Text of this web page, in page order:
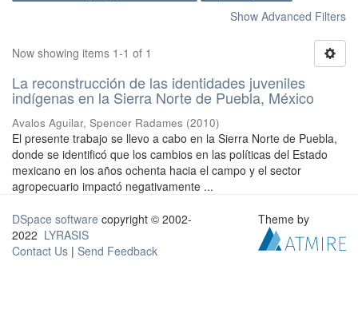
Show Advanced Filters
Now showing items 1-1 of 1
La reconstrucción de las identidades juveniles
indígenas en la Sierra Norte de Puebla, México
Avalos Aguilar, Spencer Radames (2010)
El presente trabajo se llevo a cabo en la Sierra Norte de Puebla,
donde se identificó que los cambios en las políticas del Estado
mexicano en los años ochenta hacia el campo y el sector
agropecuario impactó negativamente ...
DSpace software copyright © 2002-
2022 LYRASIS
Contact Us | Send Feedback
Theme by